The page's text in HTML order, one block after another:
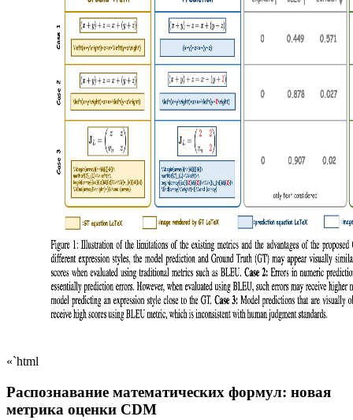
«`html
Распознавание математических формул: новая
метрика оценки CDM